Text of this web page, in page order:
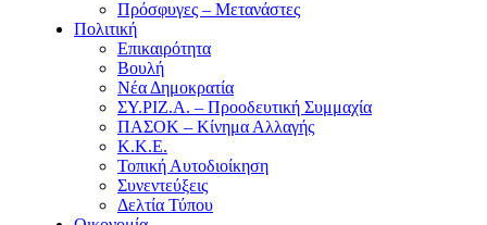
Πρόσφυγες – Μετανάστες
Πολιτική
Επικαιρότητα
Βουλή
Νέα Δημοκρατία
ΣΥ.ΡΙΖ.Α. – Προοδευτική Συμμαχία
ΠΑΣΟΚ – Κίνημα Αλλαγής
Κ.Κ.Ε.
Τοπική Αυτοδιοίκηση
Συνεντεύξεις
Δελτία Τύπου